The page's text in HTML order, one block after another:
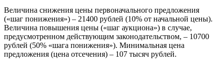
Величина снижения цены первоначального предложения
(«шаг понижения») – 21400 рублей (10% от начальной цены).
Величина повышения цены («шаг аукциона») в случае,
предусмотренном действующим законодательством, – 10700
рублей (50% «шага понижения»). Минимальная цена
предложения (цена отсечения) – 107 тысяч рублей.